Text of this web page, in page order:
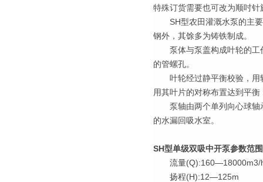
特殊订货需要也可改为顺吋针
SH型农田灌溉水泵的主要
钢外，其馀多为铸铁制成。
泵体与泵盖构成叶轮的工
的管螺孔。
叶轮经过静平衡校验，用
用其叶片的对称布置达到平
泵轴由两个单列向心球轴
的水漏回吸水室。
SH型单级双吸中开泵参数范
流量(Q):160—18000m3/
扬程(H):12—125m